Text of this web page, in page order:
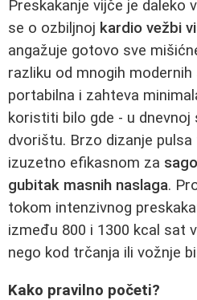
Preskakanje vijče je daleko
se o ozbiljnoj kardio vežbi
angažuje gotovo sve
razliku od mnogih
portabilna i zahteva
koristiti bilo gde - u dnevnoj
dvorištu. Brzo dizanje
izuzetno efikasnom za
gubitak masnih naslaga.
tokom intenzivnog
između 800 i 1300 kcal sat
nego kod trčanja ili vožnje
Kako pravilno početi?